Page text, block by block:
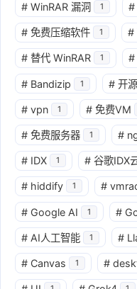
# WinRAR 漏洞 1 #
# 免费压缩软件 1 #
# 替代 WinRAR 1 #
# Bandizip 1 # 开
# vpn 1 # 免费VM
# 免费服务器 1 #
# IDX 1 # 谷歌IDX
# hiddify 1 #
# Google AI 1 #
# AI人工智能 1 #
# Canvas 1 #